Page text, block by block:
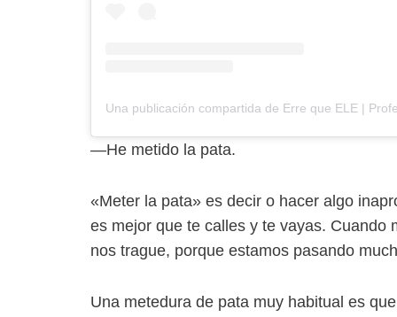
—He metido la pata.
«Meter la pata» es decir o hacer algo
es mejor que te calles y te vayas. Cuando
nos trague, porque estamos pasando
Una metedura de pata muy habitual es